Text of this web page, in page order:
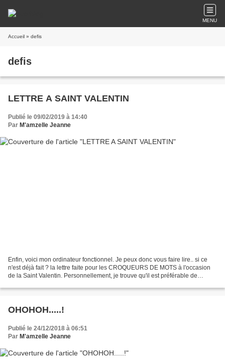
MENU
Accueil » defis
defis
LETTRE A SAINT VALENTIN
Publié le 09/02/2019 à 14:40
Par M'amzelle Jeanne
Enfin, voici mon ordinateur fonctionnel. Je peux donc vous faire lire.. si ce
n'est déjà fait ? la lettre faite pour les CROQUEURS DE MOTS à l'occasion
de la Saint Valentin. Personnellement, je trouve qu'il est préférable de
OHOHOH.....!
Publié le 24/12/2018 à 06:51
Par M'amzelle Jeanne